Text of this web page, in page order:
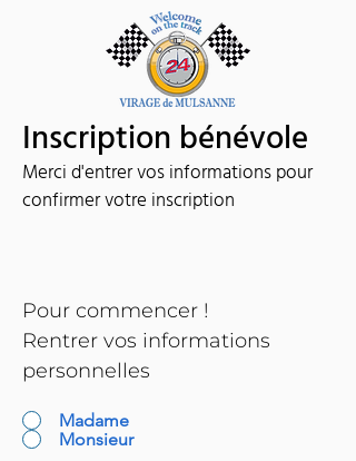
Inscription bénévole
Merci d'entrer vos informations pour
confirmer votre inscription
Pour commencer !
Rentrer vos informations
personnelles
Madame
Monsieur